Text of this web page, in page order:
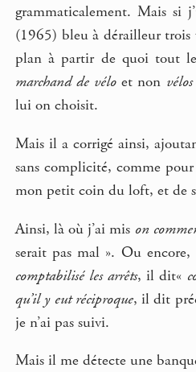
grammaticalement. Mais si
(1965) bleu à dérailleur trois
plan à partir de quoi tout
marchand de vélo et non vélos
lui on choisit.
Mais il a corrigé ainsi,
sans complicité, comme
mon petit coin du loft, et de
Ainsi, là où j’ai mis on
serait pas mal ». Ou
comptabilisé les arrêts, il dit«
qu’il y eut réciproque, il dit
je n’ai pas suivi.
Mais il me détecte une